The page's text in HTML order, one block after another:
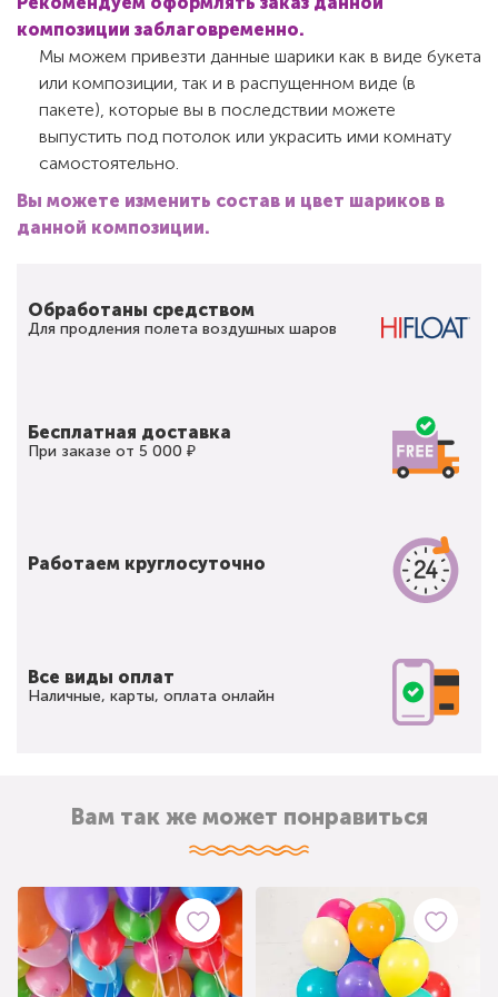
композиции заблаговременно.
Мы можем привезти данные шарики как в виде букета
или композиции, так и в распущенном виде (в
пакете), которые вы в последствии можете
выпустить под потолок или украсить ими комнату
самостоятельно.
Вы можете изменить состав и цвет шариков в
данной композиции.
Обработаны средством
Для продления полета воздушных шаров
Бесплатная доставка
При заказе от 5 000 ₽
Работаем круглосуточно
Все виды оплат
Наличные, карты, оплата онлайн
Вам так же может понравиться